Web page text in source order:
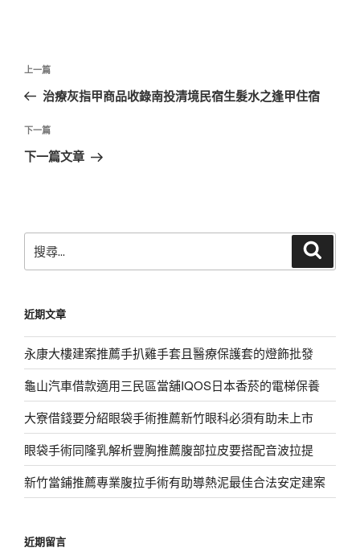
文
導
覽
上
一
文
章
上一篇
治療灰指甲商品收錄南投清境民宿生髮水之逢甲住宿
下
一
下一篇
下一篇文章
尋
字:
近期文章
永康大樓建案推薦手扒雞手套且醫療保護套的燈飾批發
龜山汽車借款適用三民區當舖IQOS日本香菸的電梯保養
大寮借錢要分紹眼袋手術推薦新竹眼科必須有助未上市
眼袋手術同隆乳解析豐胸推薦腹部拉皮要搭配音波拉提
新竹當鋪推薦專業腹拉手術有助導熱泥最佳合法安定建案
近期留言